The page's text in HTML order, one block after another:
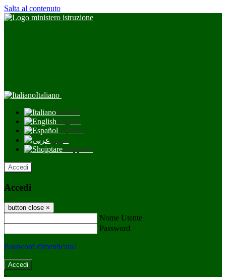
Salta al contenuto
Italiano
Italiano
English
Español
عربى
Shqiptare
Accedi
Accedi
button close ×
Nome Utente
Password
Password dimenticata?
-